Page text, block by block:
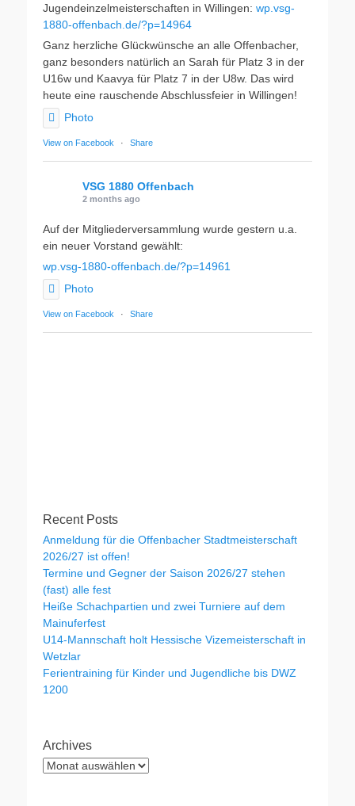
Jugendeinzelmeisterschaften in Willingen: wp.vsg-
1880-offenbach.de/?p=14964
Ganz herzliche Glückwünsche an alle Offenbacher,
ganz besonders natürlich an Sarah für Platz 3 in der
U16w und Kaavya für Platz 7 in der U8w. Das wird
heute eine rauschende Abschlussfeier in Willingen!
Photo
View on Facebook · Share
VSG 1880 Offenbach
2 months ago
Auf der Mitgliederversammlung wurde gestern u.a.
ein neuer Vorstand gewählt:
wp.vsg-1880-offenbach.de/?p=14961
Photo
View on Facebook · Share
Recent Posts
Anmeldung für die Offenbacher Stadtmeisterschaft
2026/27 ist offen!
Termine und Gegner der Saison 2026/27 stehen
(fast) alle fest
Heiße Schachpartien und zwei Turniere auf dem
Mainuferfest
U14-Mannschaft holt Hessische Vizemeisterschaft in
Wetzlar
Ferientraining für Kinder und Jugendliche bis DWZ
1200
Archives
Archives